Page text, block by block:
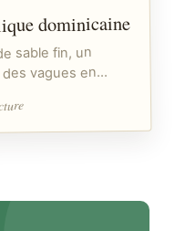
dominicaine
sable fin, un
des vagues en…